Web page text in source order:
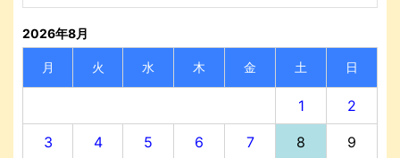
2026年8月
月 火 水 木 金 土 日
1 2
3 4 5 6 7 8 9